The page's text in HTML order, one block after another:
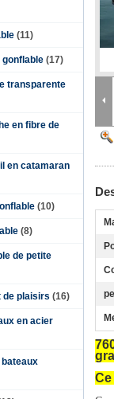
(11)
gonflable (17)
transparente
en fibre de
en catamaran
(10)
(8)
de petite
de plaisirs (16)
en acier